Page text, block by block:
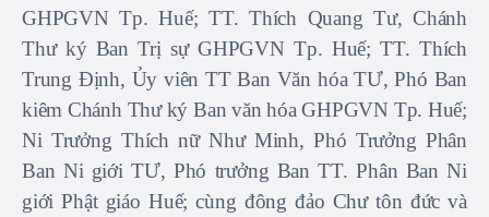
GHPGVN Tp. Huế; TT. Thích Quang Tư, Chánh
Thư ký Ban Trị sự GHPGVN Tp. Huế; TT. Thích
Trung Định, Ủy viên TT Ban Văn hóa TƯ, Phó Ban
kiêm Chánh Thư ký Ban văn hóa GHPGVN Tp. Huế;
Ni Trưởng Thích nữ Như Minh, Phó Trưởng Phân
Ban Ni giới TƯ, Phó trưởng Ban TT. Phân Ban Ni
giới Phật giáo Huế; cùng đông đảo Chư tôn đức và